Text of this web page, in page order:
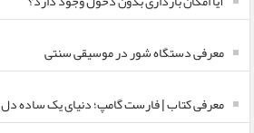
معرفی دستگاه شور در موسیقی سنتی
معرفی کتاب | فارست گامپ؛ دنیای یک ساده دل